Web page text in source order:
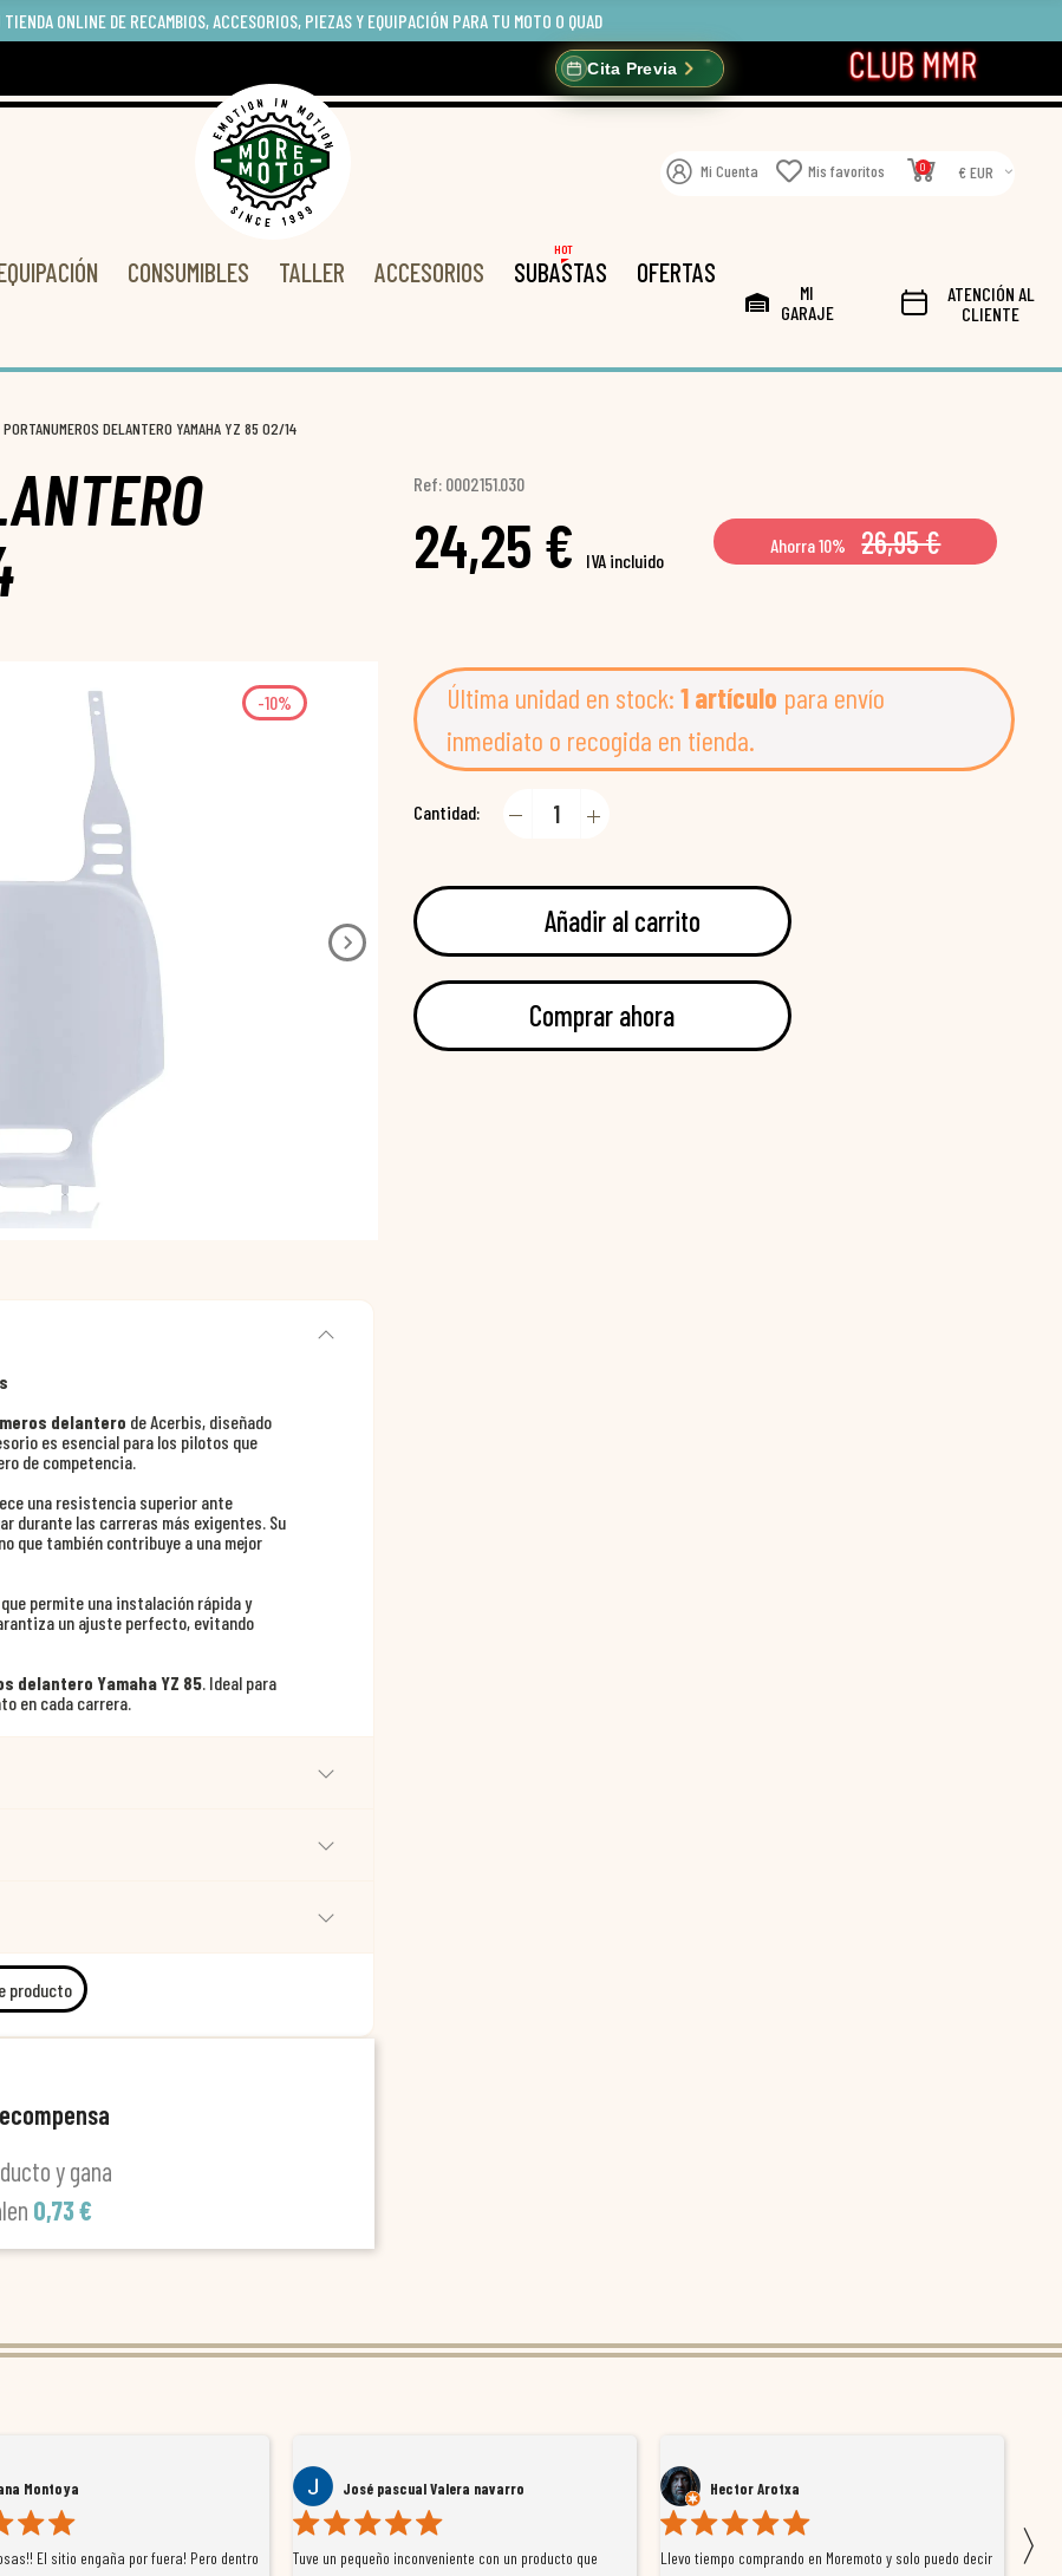
TIENDA ONLINE DE RECAMBIOS, ACCESORIOS, PIEZAS Y EQUIPACIÓN PARA TU MOTO O QUAD
Cita Previa
Mi Cuenta Mis favoritos 0 € EUR
CONSUMIBLES TALLER ACCESORIOS SUBASTAS
HOT
OFERTAS
MI
GARAJE
ATENCIÓN AL
CLIENTE
PORTANUMEROS DELANTERO YAMAHA YZ 85 02/14
Ref: 0002151.030
24,25 € IVA incluido
Ahorra 10% 26,95 €
-10% Última unidad en stock: 1 artículo para envío
inmediato o recogida en tienda.
Cantidad:
Añadir al carrito
Comprar ahora
delantero de Acerbis, diseñado
es esencial para los pilotos que
de competencia.
una resistencia superior ante
durante las carreras más exigentes. Su
que también contribuye a una mejor
permite una instalación rápida y
un ajuste perfecto, evitando
delantero Yamaha YZ 85. Ideal para
en cada carrera.
producto
y gana
0,73 €
Montoya
El sitio engaña por fuera! Pero dentro
José pascual Valera navarro
Tuve un pequeño inconveniente con un producto que
Hector Arotxa
Llevo tiempo comprando en Moremoto y solo puedo decir
〉